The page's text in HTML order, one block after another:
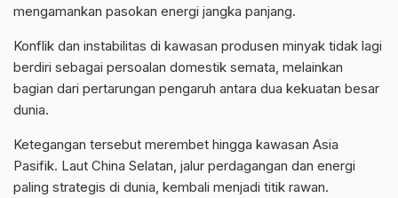
mengamankan pasokan energi jangka panjang.
Konflik dan instabilitas di kawasan produsen minyak tidak lagi
berdiri sebagai persoalan domestik semata, melainkan
bagian dari pertarungan pengaruh antara dua kekuatan besar
dunia.
Ketegangan tersebut merembet hingga kawasan Asia
Pasifik. Laut China Selatan, jalur perdagangan dan energi
paling strategis di dunia, kembali menjadi titik rawan.